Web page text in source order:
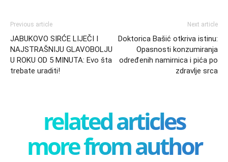
Previous article
JABUKOVO SIRĆE LIJEČI I
NAJSTRAŠNIJU GLAVOBOLJU
U ROKU OD 5 MINUTA: Evo šta
trebate uraditi!
Next article
Doktorica Bašić otkriva istinu:
Opasnosti konzumiranja
određenih namirnica i pića po
zdravlje srca
related articles
more from author